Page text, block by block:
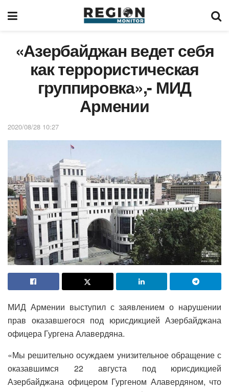
«Азербайджан ведет себя
как террористическая
группировка»,- МИД
Армении
2020/08/28 10:27
МИД Армении выступил с заявлением о нарушении
прав оказавшегося под юрисдикцией Азербайджана
офицера Гургена Алавердяна.
«Мы решительно осуждаем унизительное обращение с
оказавшимся 22 августа под юрисдикцией
Азербайджана офицером Гургеном Алавердяном, что